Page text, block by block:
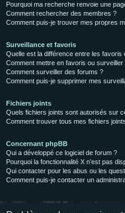
Pourquoi ma recherche renvoie une
Comment rechercher des membres ?
Comment puis-je trouver mes propres
Surveillance et favoris
Quelle est la différence entre les favoris
Comment mettre en favoris ou
Comment surveiller des forums ?
Comment puis-je supprimer mes
Fichiers joints
Quels fichiers joints sont autorisés sur
Comment trouver tous mes fichiers
Concernant phpBB
Qui a développé ce logiciel de forum ?
Pourquoi la fonctionnalité X n’est pas
Qui contacter pour les abus ou les
Comment puis-je contacter un